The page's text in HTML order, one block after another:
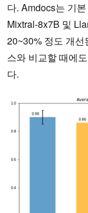
다. Amdocs는 기
Mixtral-8x7B 및
20~30% 정도 개
스와 비교할 때에
다.